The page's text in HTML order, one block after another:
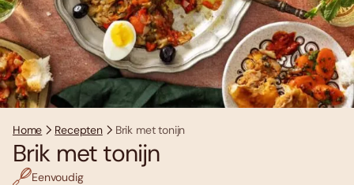
Home Recepten Brik met tonijn
Brik met tonijn
Eenvoudig